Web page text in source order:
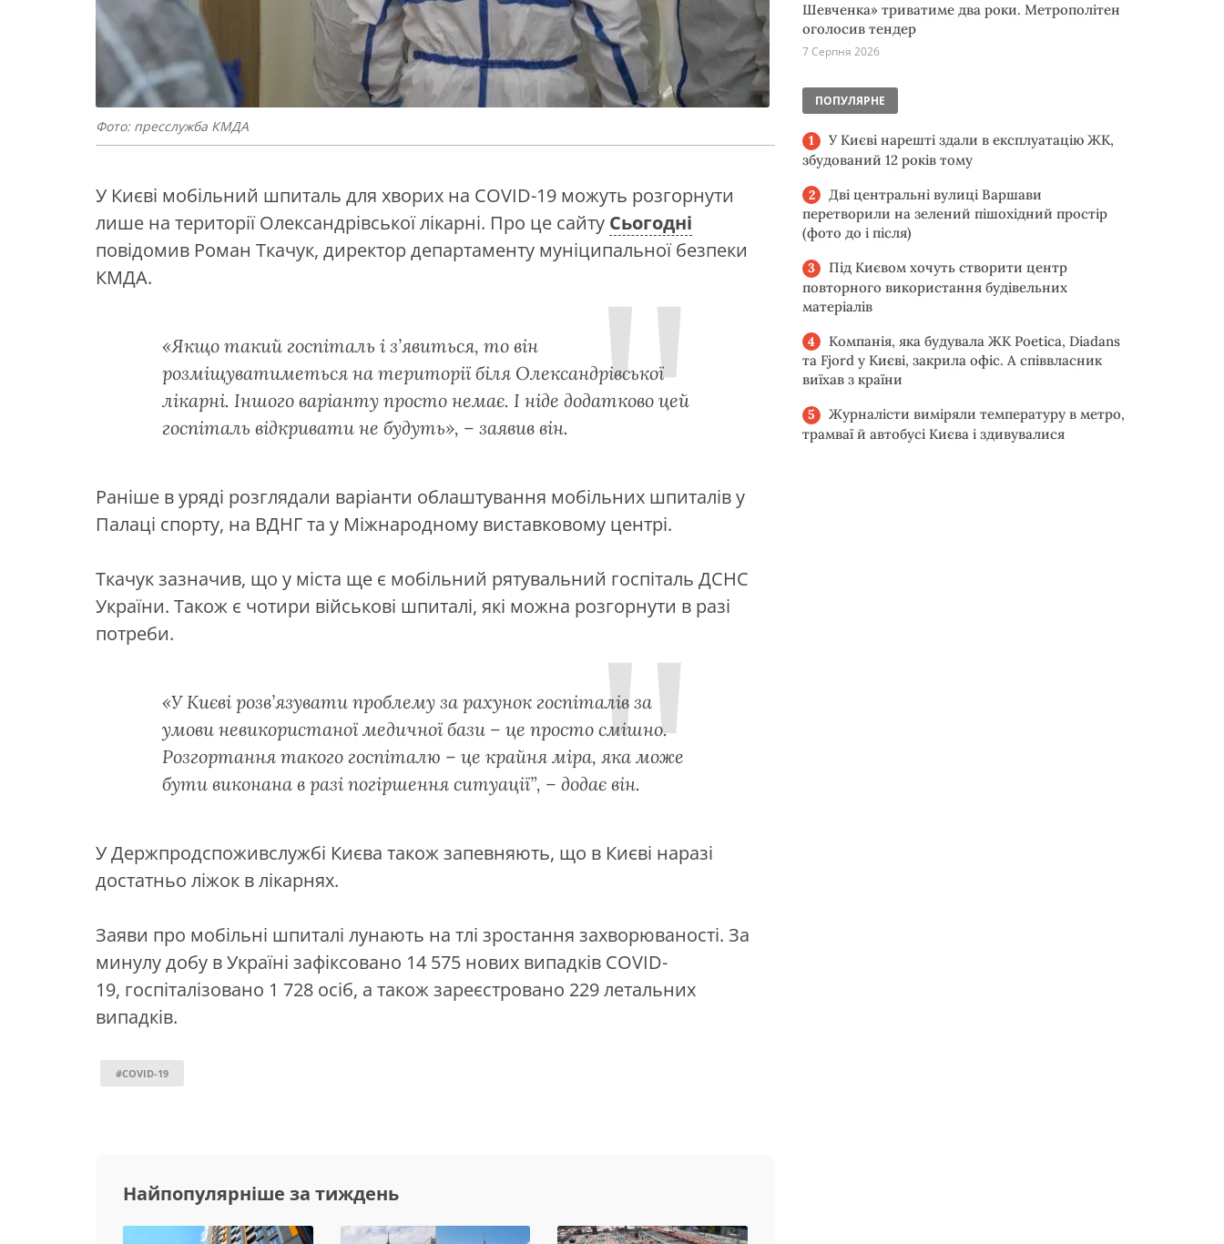
Фото: пресслужба КМДА
У Києві мобільний шпиталь для хворих на COVID-19 можуть розгорнути
лише на території Олександрівської лікарні. Про це сайту Сьогодні
повідомив Роман Ткачук, директор департаменту муніципальної безпеки
КМДА.
«Якщо такий госпіталь і з’явиться, то він
розміщуватиметься на території біля Олександрівської
лікарні. Іншого варіанту просто немає. І ніде додатково цей
госпіталь відкривати не будуть», – заявив він.
Раніше в уряді розглядали варіанти облаштування мобільних шпиталів у
Палаці спорту, на ВДНГ та у Міжнародному виставковому центрі.
Ткачук зазначив, що у міста ще є мобільний рятувальний госпіталь ДСНС
України. Також є чотири військові шпиталі, які можна розгорнути в разі
потреби.
«У Києві розв’язувати проблему за рахунок госпіталів за
умови невикористаної медичної бази – це просто смішно.
Розгортання такого госпіталю – це крайня міра, яка може
бути виконана в разі погіршення ситуації”, – додає він.
У Держпродспоживслужбі Києва також запевняють, що в Києві наразі
достатньо ліжок в лікарнях.
Заяви про мобільні шпиталі лунають на тлі зростання захворюваності. За
минулу добу в Україні зафіксовано 14 575 нових випадків COVID-
19, госпіталізовано 1 728 осіб, а також зареєстровано 229 летальних
випадків.
#COVID-19
Найпопулярніше за тиждень
Шевченка» триватиме два роки. Метрополітен
оголосив тендер
7 Серпня 2026
ПОПУЛЯРНЕ
У Києві нарешті здали в експлуатацію ЖК,
збудований 12 років тому
Дві центральні вулиці Варшави
перетворили на зелений пішохідний простір
(фото до і після)
Під Києвом хочуть створити центр
повторного використання будівельних
матеріалів
Компанія, яка будувала ЖК Poetica, Diadans
та Fjord у Києві, закрила офіс. А співвласник
виїхав з країни
Журналісти виміряли температуру в метро,
трамваї й автобусі Києва і здивувалися